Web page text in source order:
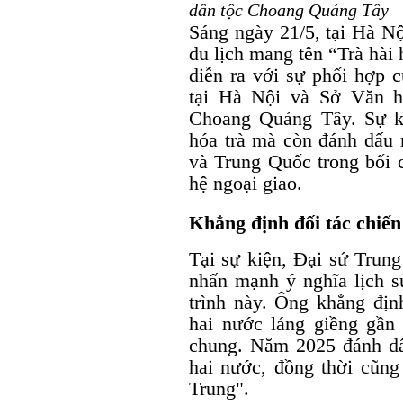
dân tộc Choang Quảng Tây
Sáng ngày 21/5, tại Hà
du lịch mang tên “Trà hài
diễn ra với sự phối hợp
tại Hà Nội và Sở Văn
Choang Quảng Tây. Sự
hóa trà mà còn đánh
và Trung Quốc trong bối
hệ ngoại giao.
Khẳng định đối tác
Tại sự kiện, Đại sứ
nhấn mạnh ý nghĩa lịch
trình này. Ông khẳng
hai nước láng giềng
chung. Năm 2025 đánh
hai nước, đồng thời
Trung".